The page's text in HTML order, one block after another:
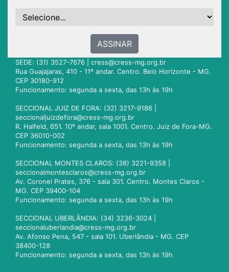
ASSINAR
SEDE: (31) 3527-7676 | cress@cress-mg.org.br
Rua Guajajaras, 410 - 11º andar. Centro. Belo Horizonte - MG.
CEP 30180-912
Funcionamento: segunda a sexta, das 13h às 19h
SECCIONAL JUIZ DE FORA: (32) 3217-9186 |
seccionaljuizdefora@cress-mg.org.br
R. Halfeld, 651. 10º andar, sala 1001. Centro. Juiz de Fora-MG.
CEP 36010-002
Funcionamento: segunda a sexta, das 13h às 19h
SECCIONAL MONTES CLAROS: (38) 3221-9358 |
seccionalmontesclaros@cress-mg.org.br
Av. Coronel Prates, 376 - sala 301. Centro. Montes Claros -
MG. CEP 39400-104
Funcionamento: segunda a sexta, das 13h às 19h
SECCIONAL UBERLÂNDIA: (34) 3236-3024 |
seccionaluberlandia@cress-mg.org.br
Av. Afonso Pena, 547 - sala 101. Uberlândia - MG. CEP
38400-128
Funcionamento: segunda a sexta, das 13h às 19h